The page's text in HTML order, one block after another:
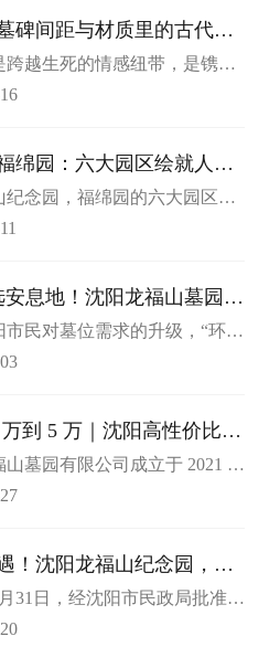
碑间距与材质里的古代风
跨越生死的情感纽带，是镌刻
声载体。它静立天地间，不仅
密码。在诸多被忽略的细节
的间距与材质，恰是古代风水
乎 “阴阳调和” 的核心要义。
山墓园，这两大细节被重新诠
绵园：六大园区绘就人文
纪念园，福绵园的六大园区
、夕照苑、万泉苑、观塔
文关怀的生命画卷。​
安息地！沈阳龙福山墓园优
市民对墓位需求的升级，“环境
务贴心、价格亲民” 的墓园已
这里觅得理想安息之所。
到 5 万｜沈阳高性价比公
位段品质不打折
山墓园有限公司成立于 2021 年
，作为市民政局批准的合法经
坐落于沈北新区马刚街道中寺
位为现代化生命纪念园，集休
、祭祀功能于一体，以人文情
生命的尊重与缅怀。
！沈阳龙福山纪念园，官
追思圣地
31日，经沈阳市民政局批准设
山纪念园有限公司正式开园运